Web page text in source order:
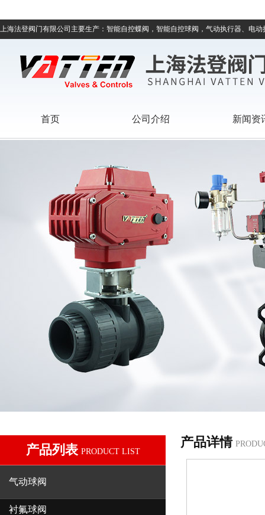
上海法登阀门有限公司主要生产：智能自控蝶阀，智能自控球阀，气动执行器、电
首页 公司介绍 新闻资
产品列表 PRODUCT LIST
气动球阀
衬氟球阀
产品详情